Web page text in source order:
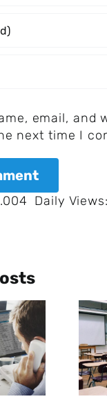
email, and
next time I
Daily
an
mehr